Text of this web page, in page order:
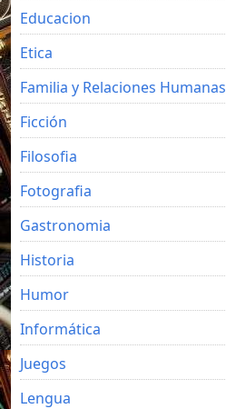
Educacion
Etica
Familia y Relaciones Humanas
Ficción
Filosofia
Fotografia
Gastronomia
Historia
Humor
Informática
Juegos
Lengua